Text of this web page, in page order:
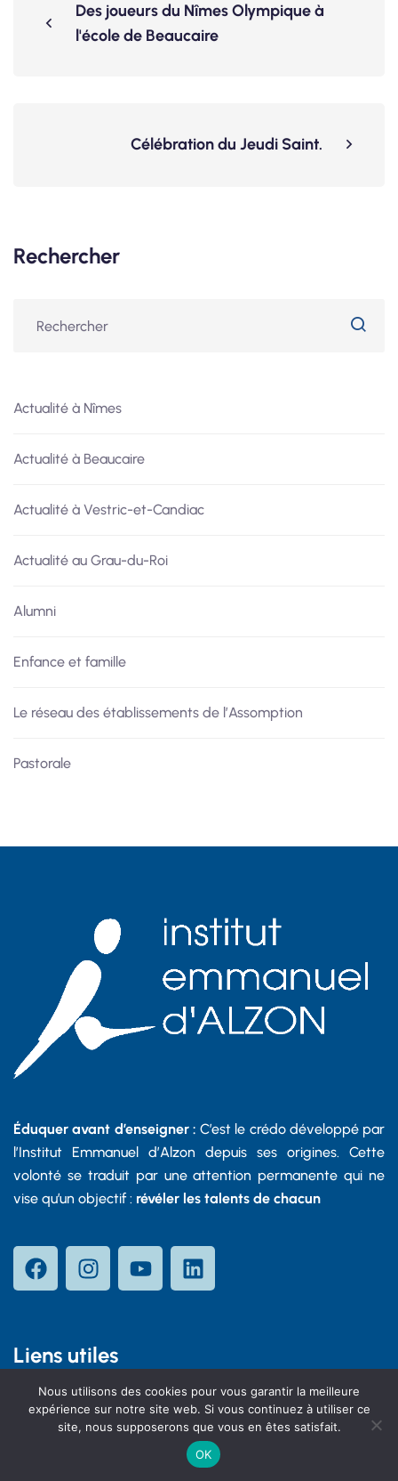
Des joueurs du Nîmes Olympique à
l'école de Beaucaire
Célébration du Jeudi Saint.
Rechercher
Actualité à Nîmes
Actualité à Beaucaire
Actualité à Vestric-et-Candiac
Actualité au Grau-du-Roi
Alumni
Enfance et famille
Le réseau des établissements de l’Assomption
Pastorale
Éduquer avant d’enseigner : C’est le crédo développé par
l’Institut Emmanuel d’Alzon depuis ses origines. Cette
volonté se traduit par une attention permanente qui ne
vise qu’un objectif : révéler les talents de chacun
Liens utiles
Nos partenaires
Le service médical scolaire
Nous utilisons des cookies pour vous garantir la meilleure
expérience sur notre site web. Si vous continuez à utiliser ce
site, nous supposerons que vous en êtes satisfait.
OK